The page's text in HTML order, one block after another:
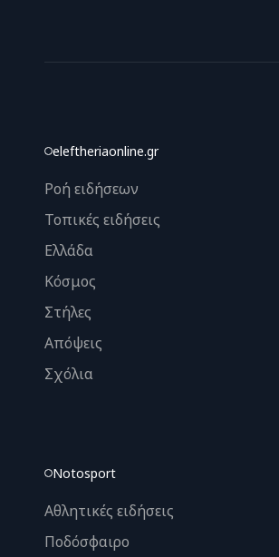
eleftheriaonline.gr
Ροή ειδήσεων
Τοπικές ειδήσεις
Ελλάδα
Κόσμος
Στήλες
Απόψεις
Σχόλια
Notosport
Αθλητικές ειδήσεις
Ποδόσφαιρο